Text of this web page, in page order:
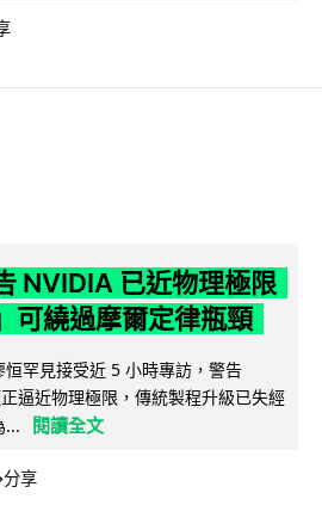
NVIDIA 已近物理極限
可繞過摩爾定律瓶頸
罕見接受近 5 小時專訪，警告
逼近物理極限，傳統製程升級已失經
...
閱讀全文
分享